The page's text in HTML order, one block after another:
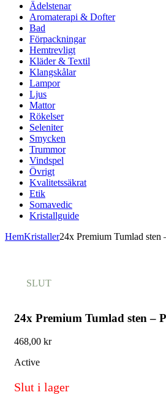
Ädelstenar
Aromaterapi & Dofter
Bad
Förpackningar
Hemtrevligt
Kläder & Textil
Klangskålar
Lampor
Ljus
Mattor
Rökelser
Seleniter
Smycken
Trummor
Vindspel
Övrigt
Kvalitetssäkrat
Etik
Somavedic
Kristallguide
HemKristaller24x Premium Tumlad sten
SLUT
24x Premium Tumlad sten –
468,00 kr
Active
Slut i lager